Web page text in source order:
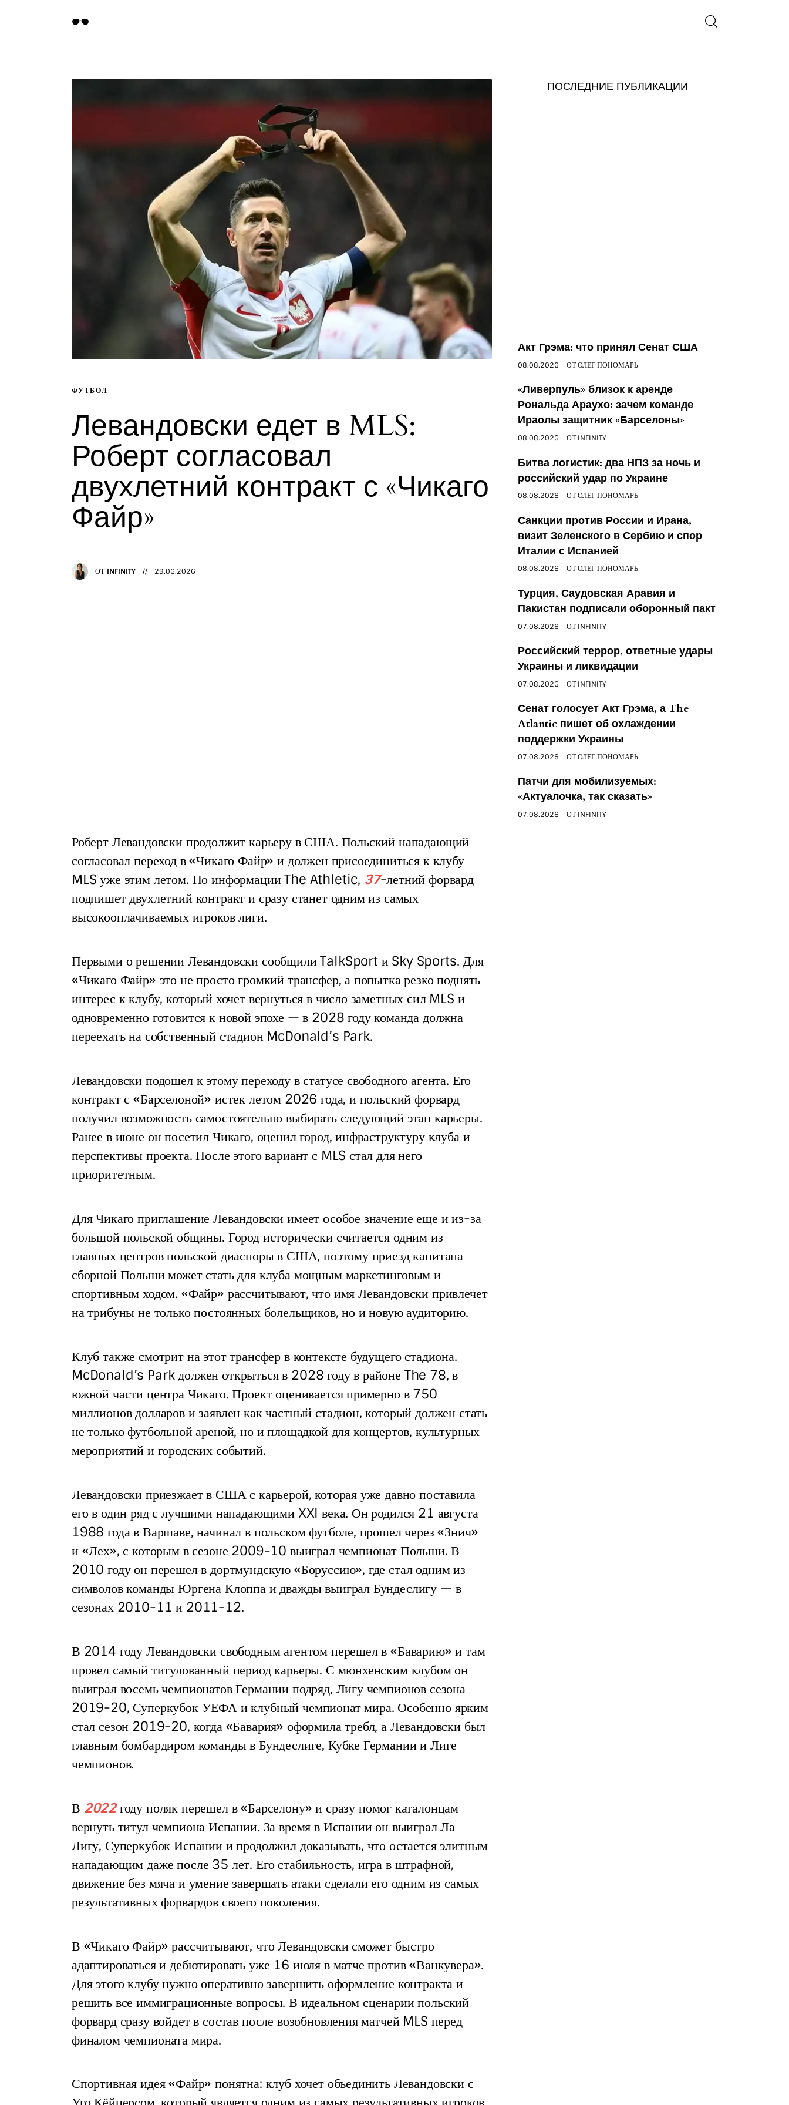
Блогеры
ФУТБОЛ
Левандовски едет в MLS:
Роберт согласовал
двухлетний контракт с «Чикаго
Файр»
ОТ INFINITY 29.06.2026
Роберт Левандовски продолжит карьеру в США. Польский нападающий
согласовал переход в «Чикаго Файр» и должен присоединиться к клубу
MLS уже этим летом. По информации The Athletic, 37-летний форвард
подпишет двухлетний контракт и сразу станет одним из самых
высокооплачиваемых игроков лиги.
Первыми о решении Левандовски сообщили TalkSport и Sky Sports. Для
«Чикаго Файр» это не просто громкий трансфер, а попытка резко поднять
интерес к клубу, который хочет вернуться в число заметных сил MLS и
одновременно готовится к новой эпохе — в 2028 году команда должна
переехать на собственный стадион McDonald’s Park.
Левандовски подошел к этому переходу в статусе свободного агента. Его
контракт с «Барселоной» истек летом 2026 года, и польский форвард
получил возможность самостоятельно выбирать следующий этап карьеры.
Ранее в июне он посетил Чикаго, оценил город, инфраструктуру клуба и
перспективы проекта. После этого вариант с MLS стал для него
приоритетным.
Для Чикаго приглашение Левандовски имеет особое значение еще и из-за
большой польской общины. Город исторически считается одним из
главных центров польской диаспоры в США, поэтому приезд капитана
сборной Польши может стать для клуба мощным маркетинговым и
спортивным ходом. «Файр» рассчитывают, что имя Левандовски привлечет
на трибуны не только постоянных болельщиков, но и новую аудиторию.
Клуб также смотрит на этот трансфер в контексте будущего стадиона.
McDonald’s Park должен открыться в 2028 году в районе The 78, в
южной части центра Чикаго. Проект оценивается примерно в 750
миллионов долларов и заявлен как частный стадион, который должен стать
не только футбольной ареной, но и площадкой для концертов, культурных
мероприятий и городских событий.
Левандовски приезжает в США с карьерой, которая уже давно поставила
его в один ряд с лучшими нападающими XXI века. Он родился 21 августа
1988 года в Варшаве, начинал в польском футболе, прошел через «Знич»
и «Лех», с которым в сезоне 2009-10 выиграл чемпионат Польши. В
2010 году он перешел в дортмундскую «Боруссию», где стал одним из
символов команды Юргена Клоппа и дважды выиграл Бундеслигу — в
сезонах 2010-11 и 2011-12.
В 2014 году Левандовски свободным агентом перешел в «Баварию» и там
провел самый титулованный период карьеры. С мюнхенским клубом он
выиграл восемь чемпионатов Германии подряд, Лигу чемпионов сезона
2019-20, Суперкубок УЕФА и клубный чемпионат мира. Особенно ярким
стал сезон 2019-20, когда «Бавария» оформила требл, а Левандовски был
главным бомбардиром команды в Бундеслиге, Кубке Германии и Лиге
чемпионов.
В 2022 году поляк перешел в «Барселону» и сразу помог каталонцам
вернуть титул чемпиона Испании. За время в Испании он выиграл Ла
Лигу, Суперкубок Испании и продолжил доказывать, что остается элитным
нападающим даже после 35 лет. Его стабильность, игра в штрафной,
движение без мяча и умение завершать атаки сделали его одним из самых
результативных форвардов своего поколения.
В «Чикаго Файр» рассчитывают, что Левандовски сможет быстро
адаптироваться и дебютировать уже 16 июля в матче против «Ванкувера».
Для этого клубу нужно оперативно завершить оформление контракта и
решить все иммиграционные вопросы. В идеальном сценарии польский
форвард сразу войдет в состав после возобновления матчей MLS перед
финалом чемпионата мира.
Спортивная идея «Файр» понятна: клуб хочет объединить Левандовски с
ПОСЛЕДНИЕ ПУБЛИКАЦИИ
Акт Грэма: что принял Сенат США
08.08.2026 ОТОЛЕГ ПОНОМАРЬ
«Ливерпуль» близок к аренде
Рональда Араухо: зачем команде
Ираолы защитник «Барселоны»
08.08.2026 ОТINFINITY
Битва логистик: два НПЗ за ночь и
российский удар по Украине
08.08.2026 ОТОЛЕГ ПОНОМАРЬ
Санкции против России и Ирана,
визит Зеленского в Сербию и спор
Италии с Испанией
08.08.2026 ОТОЛЕГ ПОНОМАРЬ
Турция, Саудовская Аравия и
Пакистан подписали оборонный пакт
07.08.2026 ОТINFINITY
Российский террор, ответные удары
Украины и ликвидации
07.08.2026 ОТINFINITY
Сенат голосует Акт Грэма, а The
Atlantic пишет об охлаждении
поддержки Украины
07.08.2026 ОТОЛЕГ ПОНОМАРЬ
Патчи для мобилизуемых:
«Актуалочка, так сказать»
07.08.2026 ОТINFINITY